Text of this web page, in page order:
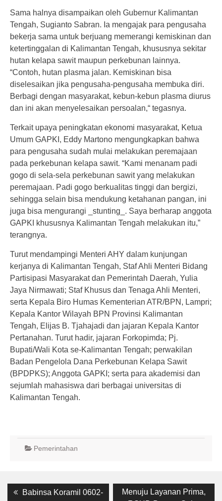
Sama halnya disampaikan oleh Gubernur Kalimantan
Tengah, Sugianto Sabran. Ia mengajak para pengusaha
bekerja sama untuk berjuang memerangi kemiskinan dan
ketertinggalan di Kalimantan Tengah, khususnya sekitar
hutan kelapa sawit maupun perkebunan lainnya.
“Contoh, hutan plasma jalan. Kemiskinan bisa
diselesaikan jika pengusaha-pengusaha membuka diri.
Berbagi dengan masyarakat, kebun-kebun plasma diurus
dan ini akan menyelesaikan persoalan,“ tegasnya.
Terkait upaya peningkatan ekonomi masyarakat, Ketua
Umum GAPKI, Eddy Martono mengungkapkan bahwa
para pengusaha sudah mulai melakukan peremajaan
pada perkebunan kelapa sawit. “Kami menanam padi
gogo di sela-sela perkebunan sawit yang melakukan
peremajaan. Padi gogo berkualitas tinggi dan bergizi,
sehingga selain bisa mendukung ketahanan pangan, ini
juga bisa mengurangi _stunting_. Saya berharap anggota
GAPKI khususnya Kalimantan Tengah melakukan itu,”
terangnya.
Turut mendampingi Menteri AHY dalam kunjungan
kerjanya di Kalimantan Tengah, Staf Ahli Menteri Bidang
Partisipasi Masyarakat dan Pemerintah Daerah, Yulia
Jaya Nirmawati; Staf Khusus dan Tenaga Ahli Menteri,
serta Kepala Biro Humas Kementerian ATR/BPN, Lampri;
Kepala Kantor Wilayah BPN Provinsi Kalimantan
Tengah, Elijas B. Tjahajadi dan jajaran Kepala Kantor
Pertanahan. Turut hadir, jajaran Forkopimda; Pj.
Bupati/Wali Kota se-Kalimantan Tengah; perwakilan
Badan Pengelola Dana Perkebunan Kelapa Sawit
(BPDPKS); Anggota GAPKI; serta para akademisi dan
sejumlah mahasiswa dari berbagai universitas di
Kalimantan Tengah.
Pemerintahan
PostPrevious
Babinsa Koramil 0602-
Next
Menuju Layanan Prima,